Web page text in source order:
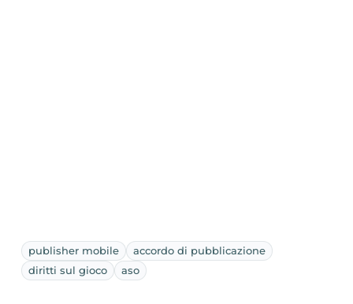
publisher mobile
accordo di pubblicazione
diritti sul gioco
aso